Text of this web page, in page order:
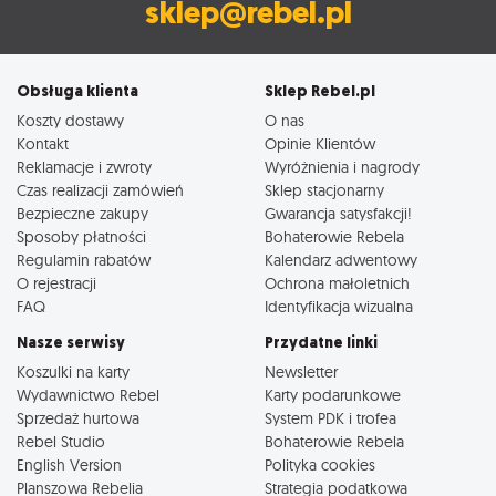
sklep@rebel.pl
Obsługa klienta
Koszty dostawy
Kontakt
Reklamacje i zwroty
Czas realizacji zamówień
Bezpieczne zakupy
Sposoby płatności
Regulamin rabatów
O rejestracji
FAQ
Sklep Rebel.pl
O nas
Opinie Klientów
Wyróżnienia i nagrody
Sklep stacjonarny
Gwarancja satysfakcji!
Bohaterowie Rebela
Kalendarz adwentowy
Ochrona małoletnich
Identyfikacja wizualna
Nasze serwisy
Koszulki na karty
Wydawnictwo Rebel
Sprzedaż hurtowa
Rebel Studio
English Version
Planszowa Rebelia
Przydatne linki
Newsletter
Karty podarunkowe
System PDK i trofea
Bohaterowie Rebela
Polityka cookies
Strategia podatkowa